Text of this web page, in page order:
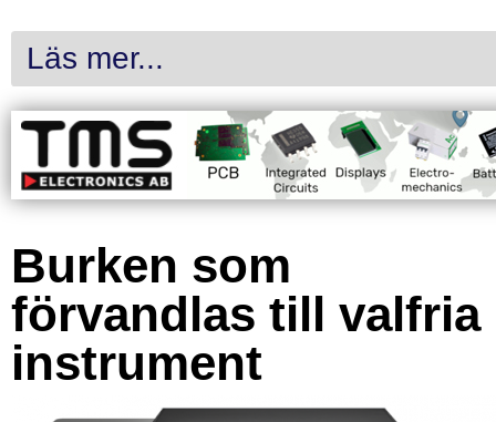
Läs mer...
Burken som
förvandlas till valfria
instrument